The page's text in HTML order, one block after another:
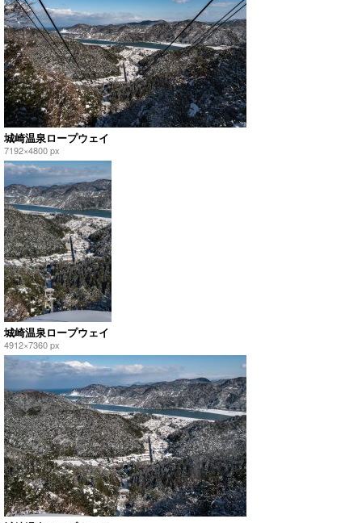
城崎温泉ロープウェイ
7192×4800 px
城崎温泉ロープウェイ
4912×7360 px